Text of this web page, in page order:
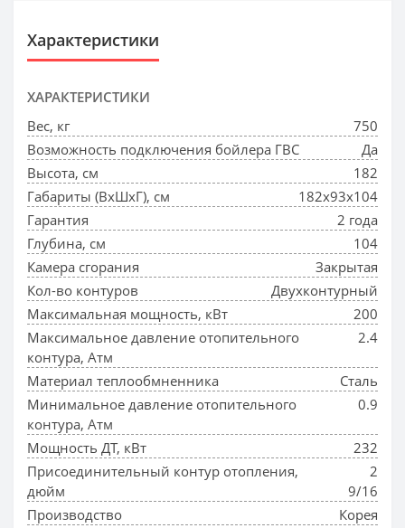
Характеристики
ХАРАКТЕРИСТИКИ
Вес, кг
750
Возможность подключения бойлера ГВС
Да
Высота, см
182
Габариты (ВхШхГ), см
182x93x104
Гарантия
2 года
Глубина, см
104
Камера сгорания
Закрытая
Кол-во контуров
Двухконтурный
Максимальная мощность, кВт
200
Максимальное давление отопительного
контура, Атм
2.4
Материал теплообмненника
Сталь
Минимальное давление отопительного
контура, Атм
0.9
Мощность ДТ, кВт
232
Присоединительный контур отопления,
дюйм
2
9/16
Производство
Корея